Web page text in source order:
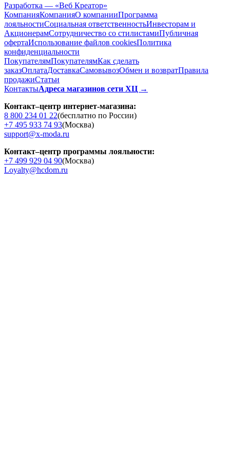
Разработка — «Веб Креатор»
КомпанияКомпанияО компанииПрограмма
лояльностиСоциальная ответственностьИнвесторам и
АкционерамСотрудничество со стилистамиПубличная
офертаИспользование файлов cookiesПолитика
конфиденциальности
ПокупателямПокупателямКак сделать
заказОплатаДоставкаCамовывозОбмен и возвратПравила
продажиСтатьи
КонтактыАдреса магазинов сети ХЦ →
Контакт–центр интернет-магазина:
8 800 234 01 22(бесплатно по России)
+7 495 933 74 93(Москва)
support@x-moda.ru
Контакт–центр программы лояльности:
+7 499 929 04 90(Москва)
Loyalty@hcdom.ru